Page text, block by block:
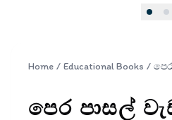
Home / Educational Books /
පෙර පාසල්